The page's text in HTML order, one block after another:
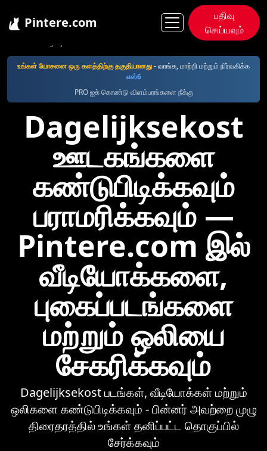
Pintere.com
பதிவு
செய்யவும்
உங்கள் யோசனை ஒரு களத்திற்கு தகுதியானது- வாங்க, மாற்றி மற்றும் நிர்வகிக்க
எஸ்6
PRO ஐக் கொண்டு விளம்பரங்களை நீக்கு
Dagelijksekost
ஊடகங்களை
கண்டுபிடிக்கவும்
பராமரிக்கவும் —
Pintere.com இல்
வீடியோக்களை,
புகைப்படங்களை
மற்றும் ஒலியை
சேகரிக்கவும்
Dagelijksekost படங்கள், வீடியோக்கள் மற்றும்
ஒலிகளை கண்டுபிடிக்கவும் - பின்னர் அவற்றை முழு
திரைதரத்தில் உங்கள் தனிப்பட்ட தொகுப்பில்
சேர்க்கவும்